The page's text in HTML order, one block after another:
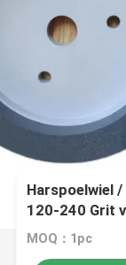
Harspoelwiel
120-240 Grit
MOQ：1pc